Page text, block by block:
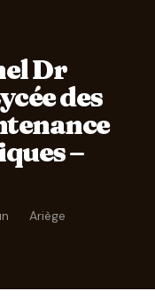
Dr
des
–
· Ariège